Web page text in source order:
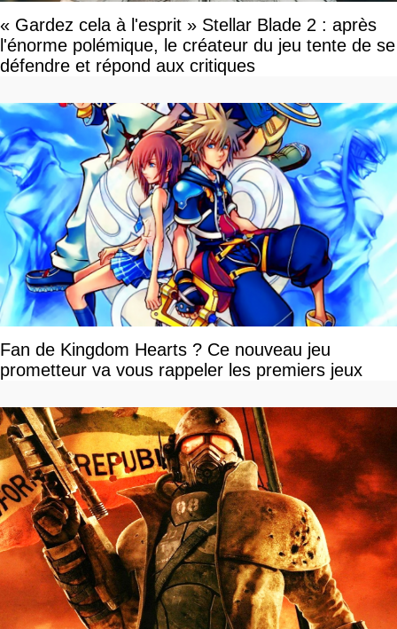
« Gardez cela à l'esprit » Stellar Blade 2 : après
l'énorme polémique, le créateur du jeu tente de se
défendre et répond aux critiques
Fan de Kingdom Hearts ? Ce nouveau jeu
prometteur va vous rappeler les premiers jeux